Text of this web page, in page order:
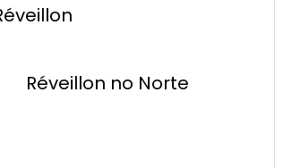
Réveillon no Norte